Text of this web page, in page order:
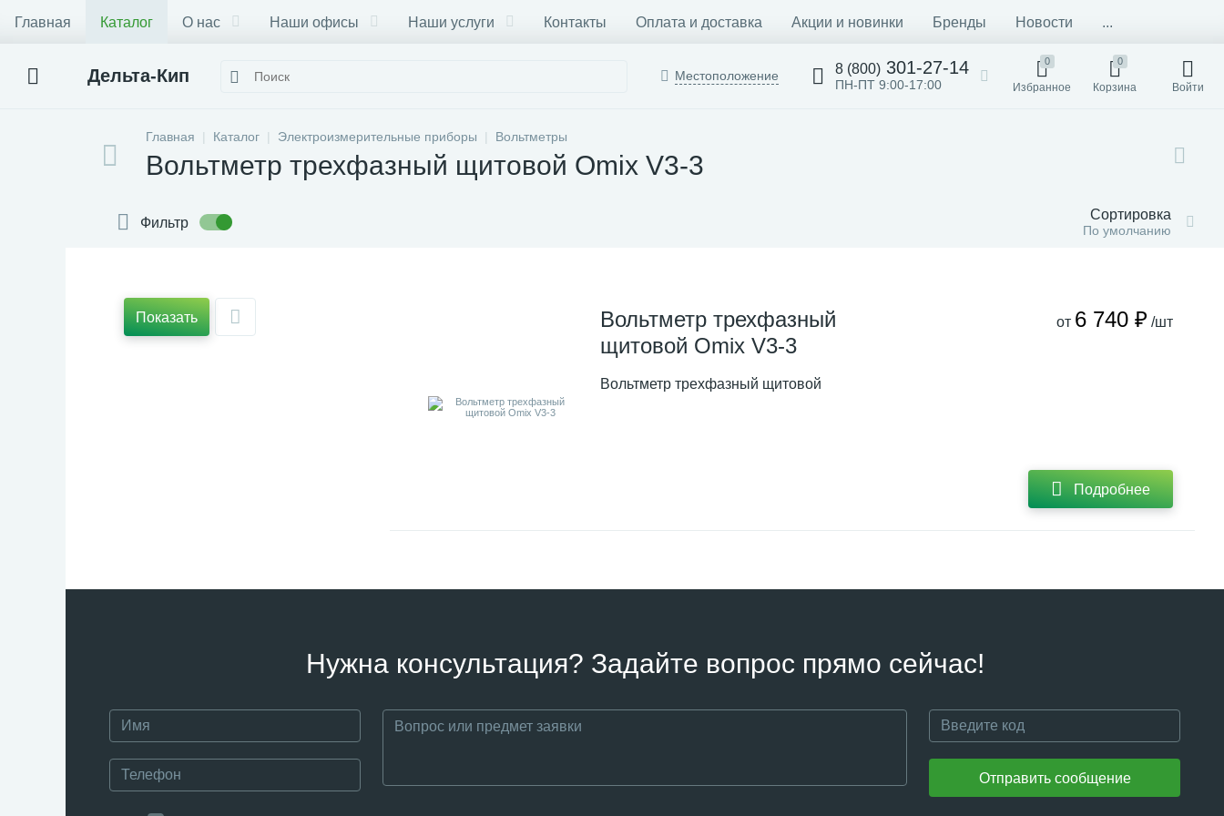
Главная Каталог О нас Наши офисы Наши услуги Контакты Оплата и доставка Акции и новинки Бренды Новости ...
Дельта-Кип Местоположение 8 (800) 301-27-14
ПН-ПТ 9:00-17:00
0
Избранное
0
Корзина Войти
Главная Каталог Электроизмерительные приборы Вольтметры
Вольтметр трехфазный щитовой Omix V3-3
Фильтр Сортировка
По умолчанию
Показать
Вольтметр трехфазный
щитовой Omix V3-3
Вольтметр трехфазный щитовой
от 6 740 ₽ /шт
Подробнее
Нужна консультация? Задайте вопрос прямо сейчас!
Отправить сообщение